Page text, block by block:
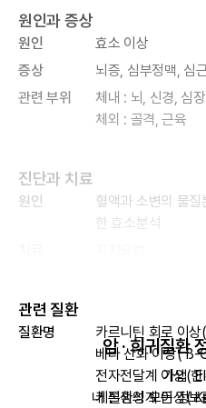
원인과 증상
원인
효소 이상
증상
뇌증, 심부정맥, 심
관련 부위
체내 : 뇌, 신경, 심장
체외 : 골격, 근육
진단과 치료
원인
혈액과 소변의 물
한 효소분석
관련 질환
질환명
카르니틴 회로 이
베타 산화 이상(
전자전달계 이상(
케톤생성계 이상(
암 · 희귀질환
가입
내 질환의 모든 정